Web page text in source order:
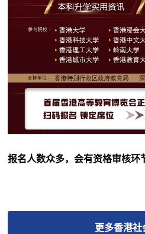
报名人数众多，会有资格审核环
更多香港社